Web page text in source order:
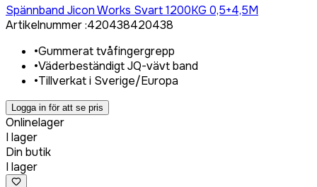
Spännband Jicon Works Svart 1200KG 0,5+4,5M
Artikelnummer:420438420438
•Gummerat tvåfingergrepp
•Väderbeständigt JQ-vävt band
•Tillverkat i Sverige/Europa
Logga in för att se pris
Onlinelager
I lager
Din butik
I lager